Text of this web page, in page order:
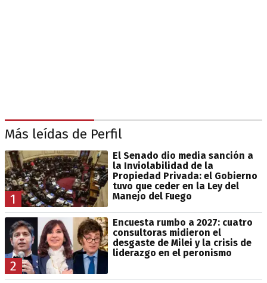
Más leídas de Perfil
1
El Senado dio media sanción a
la Inviolabilidad de la
Propiedad Privada: el Gobierno
tuvo que ceder en la Ley del
Manejo del Fuego
2
Encuesta rumbo a 2027: cuatro
consultoras midieron el
desgaste de Milei y la crisis de
liderazgo en el peronismo